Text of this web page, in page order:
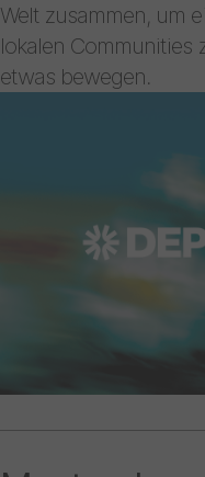
Welt zusammen, um
lokalen Communities
etwas bewegen.